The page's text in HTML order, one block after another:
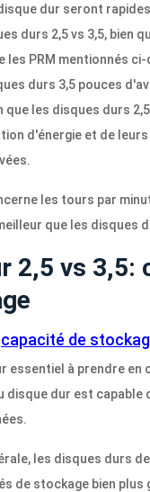
dur seront
durs 2,5 vs 3,5, bien
les PRM mentionnés
durs 3,5 pouces
les disques durs
d'énergie et de
les tours par
que les disques
2,5 vs 3,5:
capacité de
essentiel à prendre en
disque dur est capable
les disques durs
de stockage bien plus